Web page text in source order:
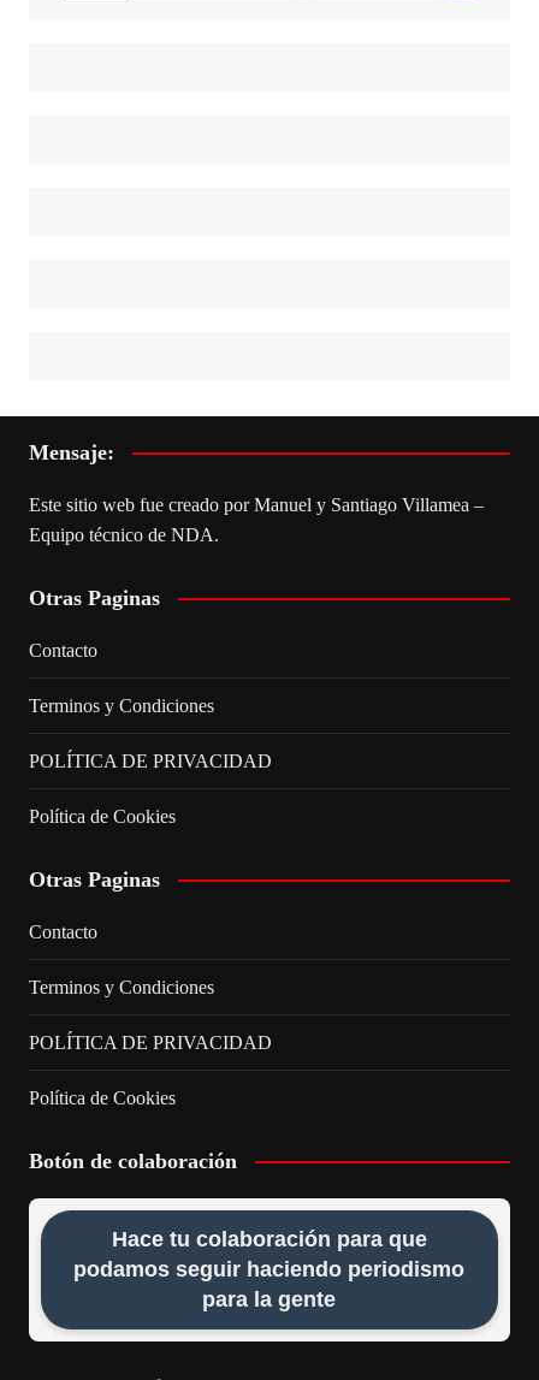
Mensaje:
Este sitio web fue creado por Manuel y Santiago Villamea –
Equipo técnico de NDA.
Otras Paginas
Contacto
Terminos y Condiciones
POLÍTICA DE PRIVACIDAD
Política de Cookies
Otras Paginas
Contacto
Terminos y Condiciones
POLÍTICA DE PRIVACIDAD
Política de Cookies
Botón de colaboración
Hace tu colaboración para que
podamos seguir haciendo periodismo
para la gente